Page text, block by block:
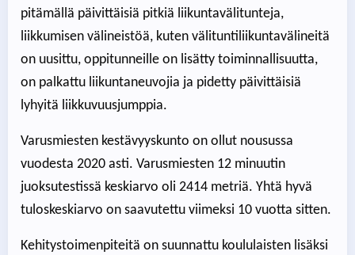
pitämällä päivittäisiä pitkiä liikuntavälitunteja,
liikkumisen välineistöä, kuten välituntiliikuntavälineitä
on uusittu, oppitunneille on lisätty toiminnallisuutta,
on palkattu liikuntaneuvojia ja pidetty päivittäisiä
lyhyitä liikkuvuusjumppia.
Varusmiesten kestävyyskunto on ollut nousussa
vuodesta 2020 asti. Varusmiesten 12 minuutin
juoksutestissä keskiarvo oli 2414 metriä. Yhtä hyvä
tuloskeskiarvo on saavutettu viimeksi 10 vuotta sitten.
Kehitystoimenpiteitä on suunnattu koululaisten lisäksi